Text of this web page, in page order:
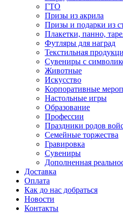
ГТО
Призы из акрила
Призы и подарки из
Плакетки, панно,
Футляры для наград
Текстильная
Сувениры с
Животные
Искусство
Корпоративные
Настольные игры
Образование
Профессии
Праздники родов
Семейные торжества
Гравировка
Сувениры
Дополненная
Доставка
Оплата
Как до нас добраться
Новости
Контакты